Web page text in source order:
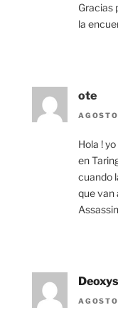
Gracias
la
ote
Hola !
en
cuando
que van
Deoxys